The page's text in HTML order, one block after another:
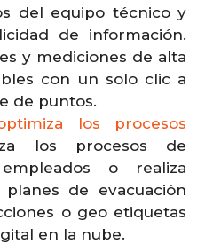
del equipo técnico y
de información.
y mediciones de alta
con un solo clic a
de puntos.
los procesos
los procesos de
o realiza
de evacuación
o geo etiquetas
en la nube.